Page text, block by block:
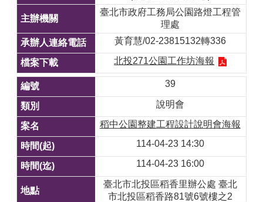
臺北市政府工務局公園路燈工程管
理處
黃育慧/02-23815132轉336
北投271公園工作坊海報
39
說明會
稻中公園整建工程設計說明會海報
114-04-23 14:30
114-04-23 16:00
臺北市北投區稻香里辦公處 臺北
市北投區稻香路81號6號樓之2